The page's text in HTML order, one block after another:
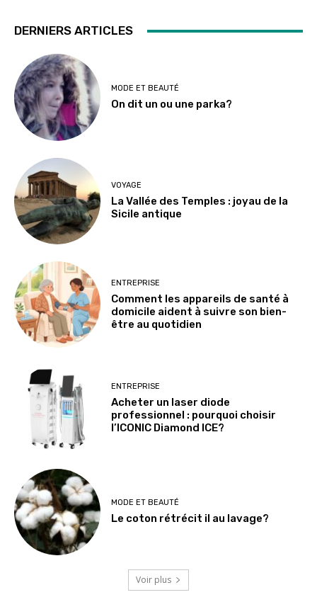
DERNIERS ARTICLES
MODE ET BEAUTÉ
On dit un ou une parka?
VOYAGE
La Vallée des Temples : joyau de la
Sicile antique
ENTREPRISE
Comment les appareils de santé à
domicile aident à suivre son bien-
être au quotidien
ENTREPRISE
Acheter un laser diode
professionnel : pourquoi choisir
l’ICONIC Diamond ICE?
MODE ET BEAUTÉ
Le coton rétrécit il au lavage?
Voir plus